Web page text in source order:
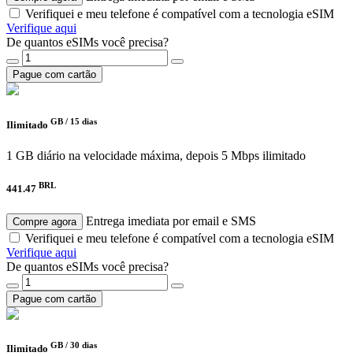
Verifiquei e meu telefone é compatível com a tecnologia eSIM
Verifique aqui
De quantos eSIMs você precisa?
Pague com cartão
Ilimitado GB / 15 dias
1 GB diário na velocidade máxima, depois 5 Mbps ilimitado
441.47 BRL
Compre agora
Entrega imediata por email e SMS
Verifiquei e meu telefone é compatível com a tecnologia eSIM
Verifique aqui
De quantos eSIMs você precisa?
Pague com cartão
Ilimitado GB / 30 dias